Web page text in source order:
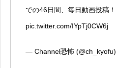
での46日間、毎日動画投稿！
pic.twitter.com/IYpTj0CW6j
— Channel恐怖 (@ch_kyofu)